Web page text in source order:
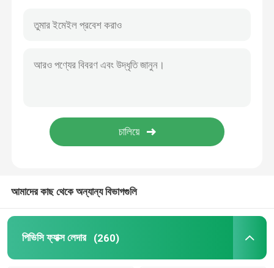
আমাদের কাছ থেকে অন্যান্য বিভাগগুলি
পিভিসি ফ্যাক্স লেদার (260)